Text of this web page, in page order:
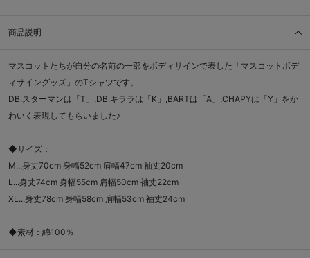
商品説明
マスコットたちが自分の名前の一部をボディサインで表した「マスコットボデ
ィサイングッズ」のTシャツです。
DB.スターマンは「T」,DB.キララは「K」,BARTは「A」,CHAPYは「Y」をか
わいく表現してもらいました♪
◆サイズ：
M...身丈70cm 身幅52cm 肩幅47cm 袖丈20cm
L...身丈74cm 身幅55cm 肩幅50cm 袖丈22cm
XL...身丈78cm 身幅58cm 肩幅53cm 袖丈24cm
◆素材：綿100％